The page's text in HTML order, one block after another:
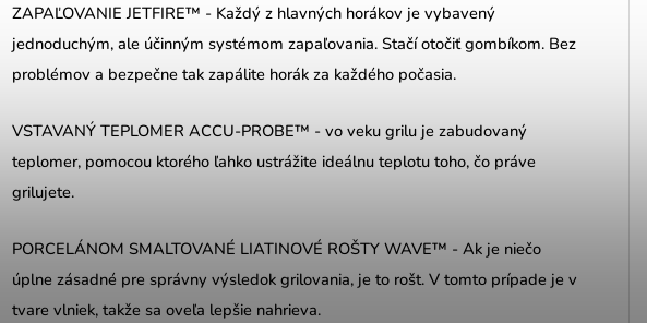
ZAPAĽOVANIE JETFIRE™ - Každý z hlavných horákov je vybavený
jednoduchým, ale účinným systémom zapaľovania. Stačí otočiť gombíkom. Bez
problémov a bezpečne tak zapálite horák za každého počasia.
VSTAVANÝ TEPLOMER ACCU-PROBE™ - vo veku grilu je zabudovaný
teplomer, pomocou ktorého ľahko ustrážite ideálnu teplotu toho, čo práve
grilujete.
PORCELÁNOM SMALTOVANÉ LIATINOVÉ ROŠTY WAVE™ - Ak je niečo
úplne zásadné pre správny výsledok grilovania, je to rošt. V tomto prípade je v
tvare vlniek, takže sa oveľa lepšie nahrieva.